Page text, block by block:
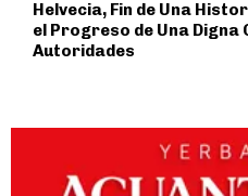
Helvecia, Fin de Una
el Progreso de Una Digna
Autoridades